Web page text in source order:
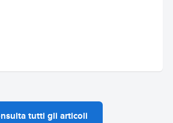
tutti gli articoli